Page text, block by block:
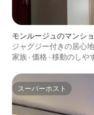
モンルージュのマンシ
ジャグジー付きの居心
家族 · 価格 · 移動のしや
スーパーホスト
スーパーホスト